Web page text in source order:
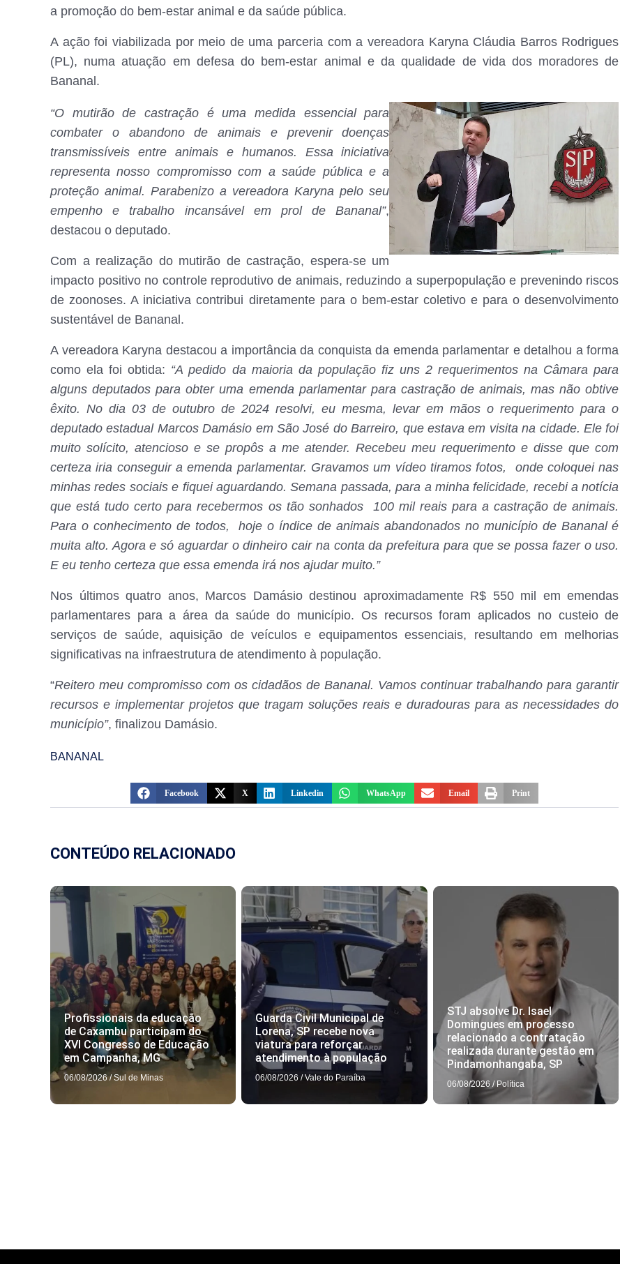
a promoção do bem-estar animal e da saúde pública.
A ação foi viabilizada por meio de uma parceria com a vereadora Karyna Cláudia Barros Rodrigues
(PL), numa atuação em defesa do bem-estar animal e da qualidade de vida dos moradores de
Bananal.
“O mutirão de castração é uma medida essencial para
combater o abandono de animais e prevenir doenças
transmissíveis entre animais e humanos. Essa iniciativa
representa nosso compromisso com a saúde pública e a
proteção animal. Parabenizo a vereadora Karyna pelo seu
empenho e trabalho incansável em prol de Bananal”,
destacou o deputado.
Com a realização do mutirão de castração, espera-se um
impacto positivo no controle reprodutivo de animais, reduzindo a superpopulação e prevenindo riscos
de zoonoses. A iniciativa contribui diretamente para o bem-estar coletivo e para o desenvolvimento
sustentável de Bananal.
A vereadora Karyna destacou a importância da conquista da emenda parlamentar e detalhou a forma
como ela foi obtida: “A pedido da maioria da população fiz uns 2 requerimentos na Câmara para
alguns deputados para obter uma emenda parlamentar para castração de animais, mas não obtive
êxito. No dia 03 de outubro de 2024 resolvi, eu mesma, levar em mãos o requerimento para o
deputado estadual Marcos Damásio em São José do Barreiro, que estava em visita na cidade. Ele foi
muito solícito, atencioso e se propôs a me atender. Recebeu meu requerimento e disse que com
certeza iria conseguir a emenda parlamentar. Gravamos um vídeo tiramos fotos, onde coloquei nas
minhas redes sociais e fiquei aguardando. Semana passada, para a minha felicidade, recebi a notícia
que está tudo certo para recebermos os tão sonhados 100 mil reais para a castração de animais.
Para o conhecimento de todos, hoje o índice de animais abandonados no município de Bananal é
muita alto. Agora e só aguardar o dinheiro cair na conta da prefeitura para que se possa fazer o uso.
E eu tenho certeza que essa emenda irá nos ajudar muito.”
Nos últimos quatro anos, Marcos Damásio destinou aproximadamente R$ 550 mil em emendas
parlamentares para a área da saúde do município. Os recursos foram aplicados no custeio de
serviços de saúde, aquisição de veículos e equipamentos essenciais, resultando em melhorias
significativas na infraestrutura de atendimento à população.
“Reitero meu compromisso com os cidadãos de Bananal. Vamos continuar trabalhando para garantir
recursos e implementar projetos que tragam soluções reais e duradouras para as necessidades do
município”, finalizou Damásio.
BANANAL
Facebook X Linkedin WhatsApp Email Print
CONTEÚDO RELACIONADO
Profissionais da educação
de Caxambu participam do
XVI Congresso de Educação
em Campanha, MG
06/08/2026 / Sul de Minas
Guarda Civil Municipal de
Lorena, SP recebe nova
viatura para reforçar
atendimento à população
06/08/2026 / Vale do Paraíba
STJ absolve Dr. Isael
Domingues em processo
relacionado a contratação
realizada durante gestão em
Pindamonhangaba, SP
06/08/2026 / Política